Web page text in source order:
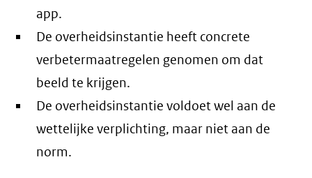
app.
De overheidsinstantie heeft concrete
verbetermaatregelen genomen om dat
beeld te krijgen.
De overheidsinstantie voldoet wel aan de
wettelijke verplichting, maar niet aan de
norm.